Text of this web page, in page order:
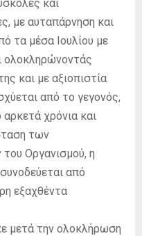
και
με αυταπάρνηση και
τα μέσα Ιουλίου με
ολοκληρώνοντάς
και με αξιοπιστία
από το γεγονός,
χρόνια και
των
Οργανισμού, η
από
εξαχθέντα
μετά την ολοκλήρωση